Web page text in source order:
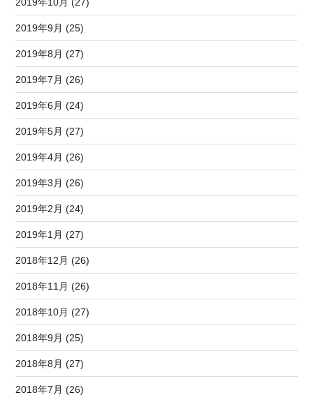
2019年9月 (25)
2019年8月 (27)
2019年7月 (26)
2019年6月 (24)
2019年5月 (27)
2019年4月 (26)
2019年3月 (26)
2019年2月 (24)
2019年1月 (27)
2018年12月 (26)
2018年11月 (26)
2018年10月 (27)
2018年9月 (25)
2018年8月 (27)
2018年7月 (26)